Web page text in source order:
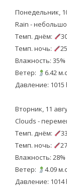
Понедельник,
Rain -
Темп. днём:
Темп. ночь:
Влажность: 35%
Ветер:
6.42
Давление: 1015
Вторник, 11
Clouds -
Темп. днём:
Темп. ночь:
Влажность: 28%
Ветер:
4.09
Давление: 1014